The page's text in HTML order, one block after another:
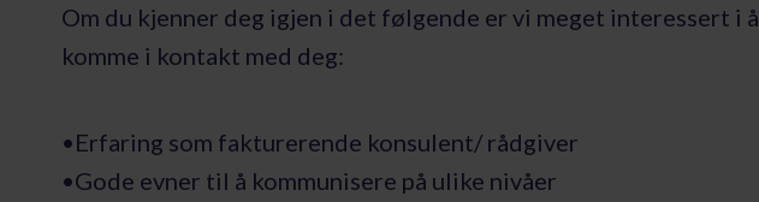
Om du kjenner deg igjen i det følgende er vi meget interessert i å
komme i kontakt med deg:
•Erfaring som fakturerende konsulent/ rådgiver
•Gode evner til å kommunisere på ulike nivåer